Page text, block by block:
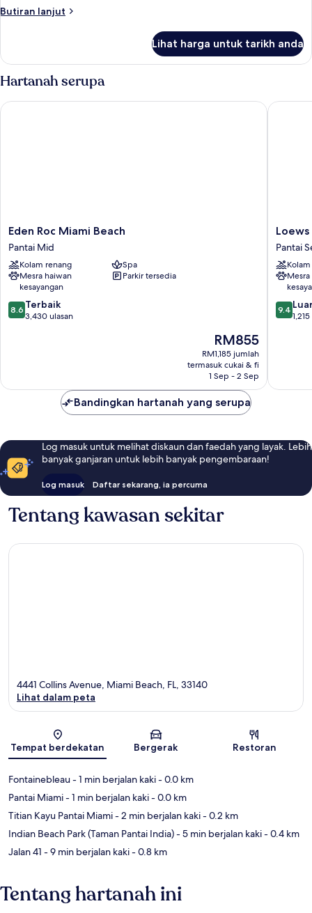
Butiran lanjut
Butiran
Lihat harga untuk tarikh anda
Hartanah serupa
Eden
Roc
Miami
Beach
Pantai
Mid
Eden Roc Miami Beach
Pantai Mid
Kolam renang
Spa
Mesra haiwan
kesayangan
Parkir tersedia
8.6
daripada
8.6 Terbaik
3,430 ulasan
Harga
ialah
RM855
RM855
RM1,185 jumlah
termasuk cukai & fi
1 Sep - 2 Sep
Eden Roc Miami Beach
Loews
Miami
Beach
Hotel
–
South
Beach
Pantai
Pantai
9.4
9.4
Loews
Bandingkan hartanah yang serupa
Log masuk untuk melihat diskaun dan faedah yang layak. Lebih
banyak ganjaran untuk lebih banyak pengembaraan!
Log masuk Daftar sekarang, ia percuma
Tentang kawasan sekitar
Peta
4441 Collins Avenue, Miami Beach, FL, 33140
Lihat dalam peta
Tempat berdekatan Bergerak Restoran
Fontainebleau- 1 min berjalan kaki- 0.0 km
Pantai Miami- 1 min berjalan kaki- 0.0 km
Titian Kayu Pantai Miami- 2 min berjalan kaki- 0.2 km
Indian Beach Park (Taman Pantai India)- 5 min berjalan kaki- 0.4 km
Jalan 41 - 9 min berjalan kaki- 0.8 km
Tentang hartanah ini